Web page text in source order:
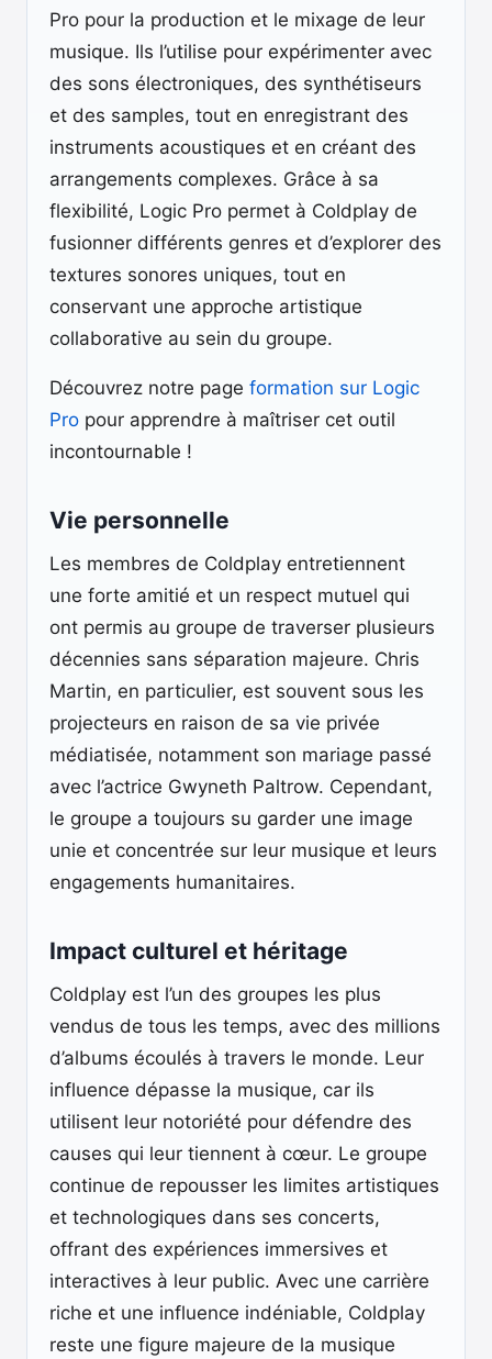
Pro pour la production et le mixage de leur
musique. Ils l’utilise pour expérimenter avec
des sons électroniques, des synthétiseurs
et des samples, tout en enregistrant des
instruments acoustiques et en créant des
arrangements complexes. Grâce à sa
flexibilité, Logic Pro permet à Coldplay de
fusionner différents genres et d’explorer des
textures sonores uniques, tout en
conservant une approche artistique
collaborative au sein du groupe.
Découvrez notre page formation sur Logic
Pro pour apprendre à maîtriser cet outil
incontournable !
Vie personnelle
Les membres de Coldplay entretiennent
une forte amitié et un respect mutuel qui
ont permis au groupe de traverser plusieurs
décennies sans séparation majeure. Chris
Martin, en particulier, est souvent sous les
projecteurs en raison de sa vie privée
médiatisée, notamment son mariage passé
avec l’actrice Gwyneth Paltrow. Cependant,
le groupe a toujours su garder une image
unie et concentrée sur leur musique et leurs
engagements humanitaires.
Impact culturel et héritage
Coldplay est l’un des groupes les plus
vendus de tous les temps, avec des millions
d’albums écoulés à travers le monde. Leur
influence dépasse la musique, car ils
utilisent leur notoriété pour défendre des
causes qui leur tiennent à cœur. Le groupe
continue de repousser les limites artistiques
et technologiques dans ses concerts,
offrant des expériences immersives et
interactives à leur public. Avec une carrière
riche et une influence indéniable, Coldplay
reste une figure majeure de la musique